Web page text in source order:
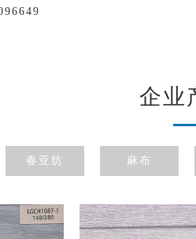
企业
春亚纺 麻布